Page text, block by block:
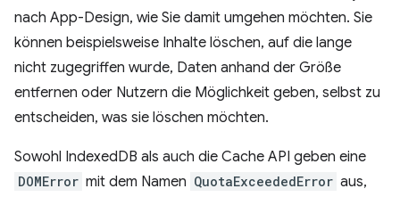
nach App-Design, wie Sie damit umgehen möchten. Sie
können beispielsweise Inhalte löschen, auf die lange
nicht zugegriffen wurde, Daten anhand der Größe
entfernen oder Nutzern die Möglichkeit geben, selbst zu
entscheiden, was sie löschen möchten.
Sowohl IndexedDB als auch die Cache API geben eine
DOMError mit dem Namen QuotaExceededError aus,